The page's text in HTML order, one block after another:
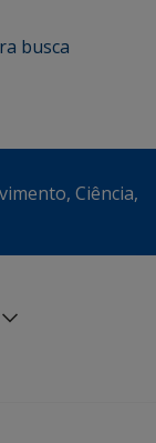
busca
Ciência,